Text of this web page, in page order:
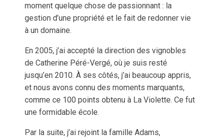
moment quelque chose de passionnant : la
gestion d’une propriété et le fait de redonner vie
à un domaine.
En 2005, j’ai accepté la direction des vignobles
de Catherine Péré-Vergé, où je suis resté
jusqu’en 2010. À ses côtés, j’ai beaucoup appris,
et nous avons connu des moments marquants,
comme ce 100 points obtenu à La Violette. Ce fut
une formidable école.
Par la suite, j’ai rejoint la famille Adams,